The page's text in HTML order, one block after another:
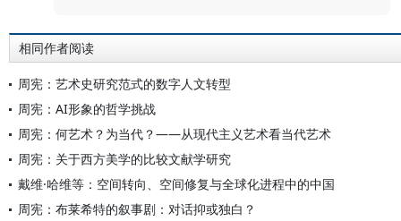
相同作者阅读
周宪：艺术史研究范式的数字人文转型
周宪：AI形象的哲学挑战
周宪：何艺术？为当代？——从现代主义艺术看当代艺术
周宪：关于西方美学的比较文献学研究
戴维·哈维等：空间转向、空间修复与全球化进程中的中国
周宪：布莱希特的叙事剧：对话抑或独白？